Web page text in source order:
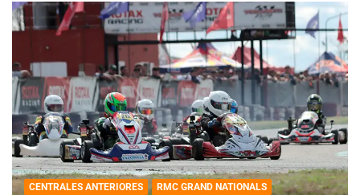
CENTRALES ANTERIORES RMC GRAND NATIONALS